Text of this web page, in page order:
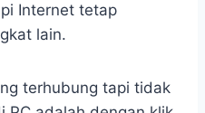
Internet tetap
lain.
terhubung tapi tidak